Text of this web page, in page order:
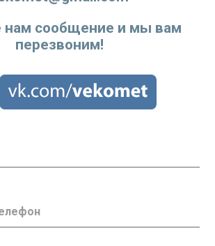
нам сообщение и мы вам
перезвоним!